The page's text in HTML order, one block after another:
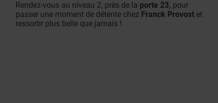
Rendez-vous au niveau 2, près de la porte 23, pour
passer une moment de détente chez Franck Provost et
ressortir plus belle que jamais !